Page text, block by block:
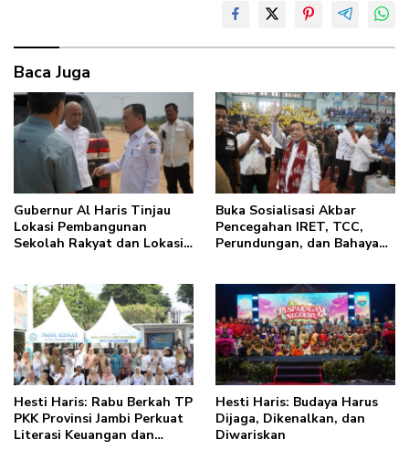
Baca Juga
Gubernur Al Haris Tinjau
Lokasi Pembangunan
Sekolah Rakyat dan Lokasi
Buka Sosialisasi Akbar
Pencegahan IRET, TCC,
Perundungan, dan Bahaya
anakku bisa jaga diri, 60%
masa depan sudah ada di
tangan”
Hesti Haris: Rabu Berkah TP
PKK Provinsi Jambi Perkuat
Literasi Keuangan dan
Hesti Haris: Budaya Harus
Dijaga, Dikenalkan, dan
Diwariskan